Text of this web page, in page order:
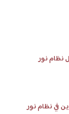
نظام نور
في نظام نور